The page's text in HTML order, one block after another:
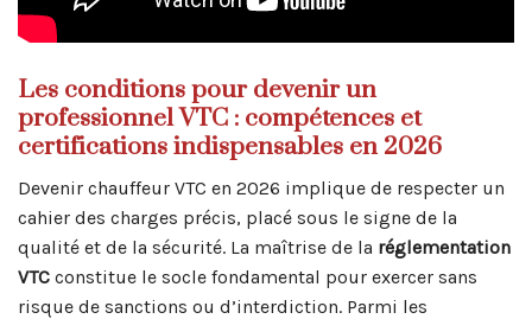
Les conditions pour devenir un
professionnel VTC : compétences et
certifications indispensables en 2026
Devenir chauffeur VTC en 2026 implique de respecter un
cahier des charges précis, placé sous le signe de la
qualité et de la sécurité. La maîtrise de la réglementation
VTC constitue le socle fondamental pour exercer sans
risque de sanctions ou d’interdiction. Parmi les